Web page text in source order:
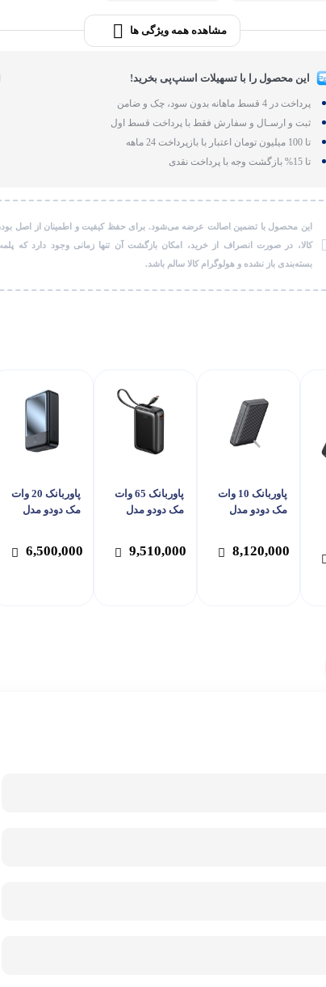
مشاهده همه ویژگی ها
این محصول را با تسهیلات اسنپ‌پی بخرید!
پرداخت در 4 قسط ماهانه بدون سود، چک و ضامن
ثبت و ارسـال و سفارش فقط با پرداخت قسط اول
تا 100 میلیون تومان اعتبار با بازپرداخت 24 ماهه
تا 15% بازگشت وجه با پرداخت نقدی
این محصول با تضمین اصالت عرضه می‌شود. برای حفظ کیفیت و اطمینان از اصل
کالا، در صورت انصراف از خرید، امکان بازگشت آن تنها زمانی وجود دارد که
بسته‌بندی باز نشده و هولوگرام کالا سالم باشد.
پاوربانک 10 وات
مک دودو مدل
ساعت
8,120,000
پاوربانک 65 وات
مک دودو مدل
ساعت
9,510,000
پاوربانک 20 وات
مک دودو مدل
ساعت
6,500,000